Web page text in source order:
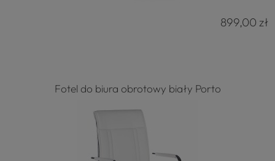
899,00 zł
Fotel do biura obrotowy biały Porto